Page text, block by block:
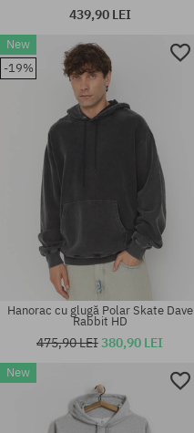
Mărimi existente:
M; L; XL
Mărimi existente:
439,90 LEI
New
-19%
Hanorac cu glugă Polar Skate Dave
Rabbit HD
475,90 LEI380,90 LEI
New